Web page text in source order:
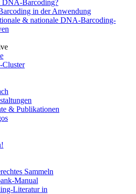
DNA-Barcoding?
in der Anwendung
& nationale DNA-Barcoding-
& Publikationen
Sammeln
Manual
Literatur in